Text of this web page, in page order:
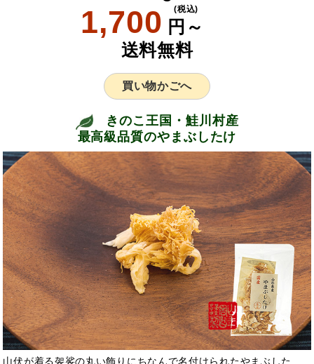
1,700 円～
(税込)
送料無料
買い物かごへ
きのこ王国・鮭川村産
最高級品質のやまぶしたけ
山伏が着る袈裟の丸い飾りにちなんで名付けられたやまぶした